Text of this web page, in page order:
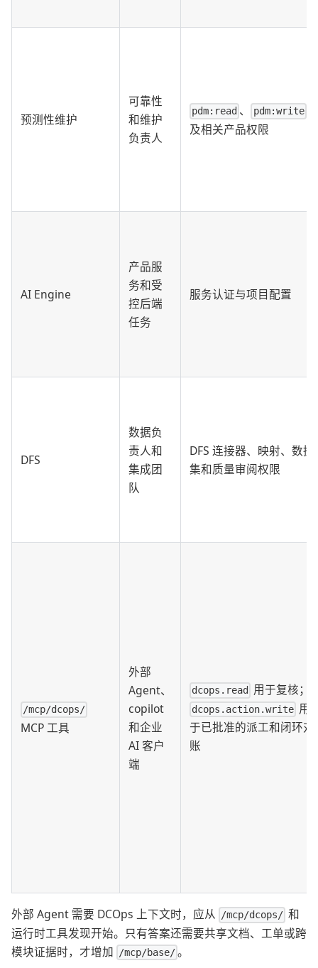
预测性维护
可靠性
和维护
负责人
pdm:read 、 pdm:write
及相关产品权限
AI Engine
产品服
务和受
控后端
任务
服务认证与项目配置
DFS
数据负
责人和
集成团
队
DFS 连接器、映射、数据
集和质量审阅权限
/mcp/dcops/
MCP 工具
外部
Agent、
copilot
和企业
AI 客户
端
dcops.read 用于复核；
dcops.action.write 用
于已批准的派工和闭环对
账
外部 Agent 需要 DCOps 上下文时，应从 /mcp/dcops/ 和
运行时工具发现开始。只有答案还需要共享文档、工单或跨
模块证据时，才增加
/mcp/base/ 。